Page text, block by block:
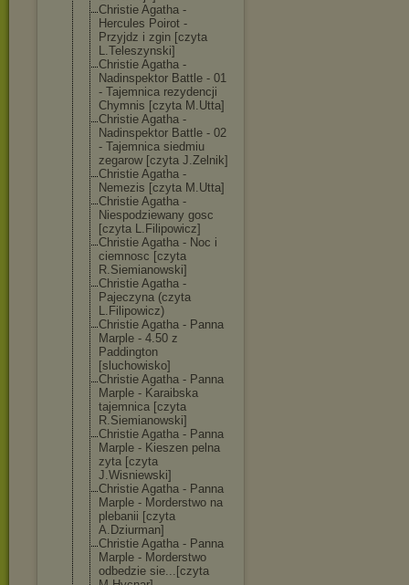
Christie Agatha -
Hercules Poirot -
Przyjdz i zgin [czyta
L.Teleszynski]
Christie Agatha -
Nadinspektor Battle - 01
- Tajemnica rezydencji
Chymnis [czyta M.Utta]
Christie Agatha -
Nadinspektor Battle - 02
- Tajemnica siedmiu
zegarow [czyta J.Zelnik]
Christie Agatha -
Nemezis [czyta M.Utta]
Christie Agatha -
Niespodziewany gosc
[czyta L.Filipowicz]
Christie Agatha - Noc i
ciemnosc [czyta
R.Siemianowski]
Christie Agatha -
Pajeczyna (czyta
L.Filipowicz)
Christie Agatha - Panna
Marple - 4.50 z
Paddington
[sluchowisko]
Christie Agatha - Panna
Marple - Karaibska
tajemnica [czyta
R.Siemianowski]
Christie Agatha - Panna
Marple - Kieszen pelna
zyta [czyta
J.Wisniewski]
Christie Agatha - Panna
Marple - Morderstwo na
plebanii [czyta
A.Dziurman]
Christie Agatha - Panna
Marple - Morderstwo
odbedzie sie...[czyta